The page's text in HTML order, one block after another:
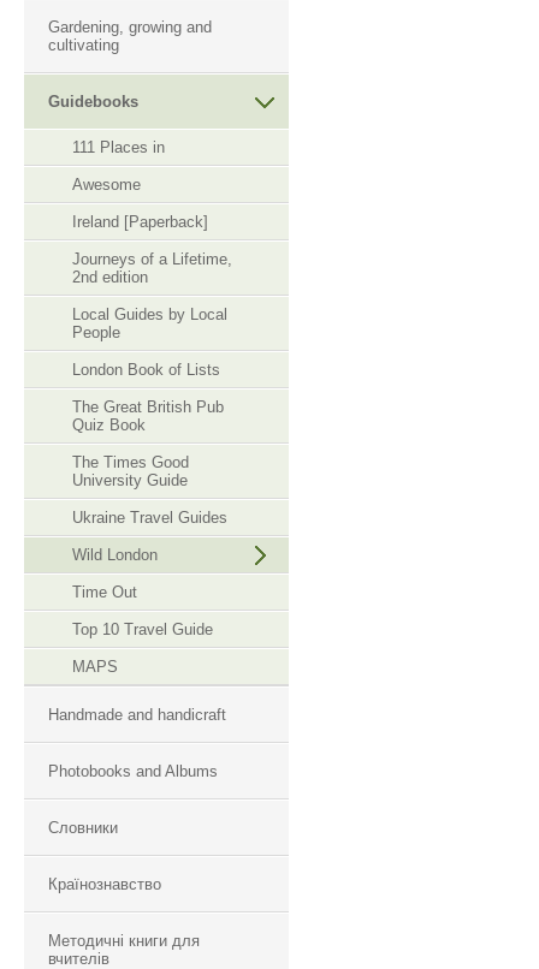
Gardening, growing and
cultivating
Guidebooks
111 Places in
Awesome
Ireland [Paperback]
Journeys of a Lifetime,
2nd edition
Local Guides by Local
People
London Book of Lists
The Great British Pub
Quiz Book
The Times Good
University Guide
Ukraine Travel Guides
Wild London
Time Out
Top 10 Travel Guide
MAPS
Handmade and handicraft
Photobooks and Albums
Словники
Країнознавство
Методичні книги для
вчителів